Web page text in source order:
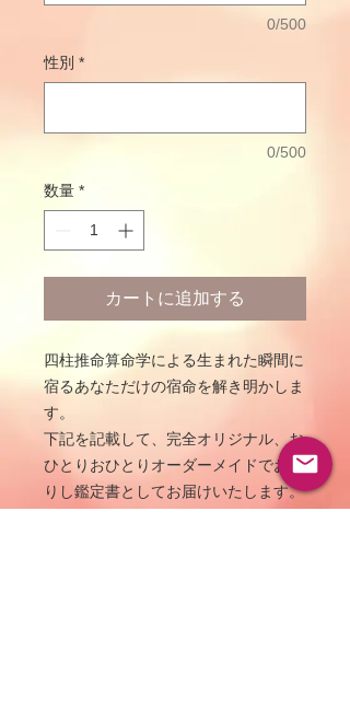
0/500
性別 *
0/500
数量 *
カートに追加する
四柱推命算命学による生まれた瞬間に
宿るあなただけの宿命を解き明かしま
す。
下記を記載して、完全オリジナル、お
ひとりおひとりオーダーメイドでお創
りし鑑定書としてお届けいたします。